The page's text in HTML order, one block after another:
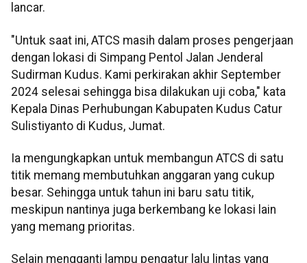
lancar.
"Untuk saat ini, ATCS masih dalam proses pengerjaan
dengan lokasi di Simpang Pentol Jalan Jenderal
Sudirman Kudus. Kami perkirakan akhir September
2024 selesai sehingga bisa dilakukan uji coba," kata
Kepala Dinas Perhubungan Kabupaten Kudus Catur
Sulistiyanto di Kudus, Jumat.
Ia mengungkapkan untuk membangun ATCS di satu
titik memang membutuhkan anggaran yang cukup
besar. Sehingga untuk tahun ini baru satu titik,
meskipun nantinya juga berkembang ke lokasi lain
yang memang prioritas.
Selain mengganti lampu pengatur lalu lintas yang